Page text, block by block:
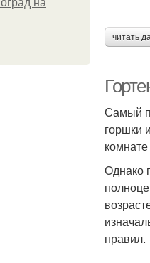
на
читать
Самый
горшки
Однако
правил.